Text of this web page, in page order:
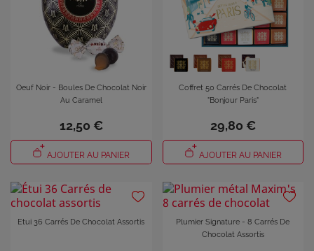
Oeuf Noir - Boules De Chocolat Noir
Au Caramel
12,50 €
AJOUTER AU PANIER
Coffret 50 Carrés De Chocolat
"Bonjour Paris"
29,80 €
AJOUTER AU PANIER
Etui 36 Carrés De Chocolat Assortis
Plumier Signature - 8 Carrés De
Chocolat Assortis